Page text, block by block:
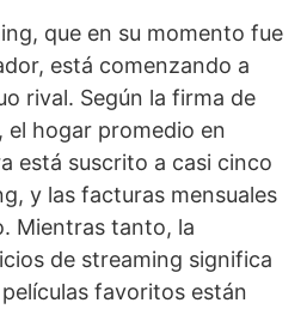
que en su momento fue
está comenzando a
rival. Según la firma de
el hogar promedio en
está suscrito a casi cinco
y las facturas mensuales
Mientras tanto, la
de streaming significa
favoritos están